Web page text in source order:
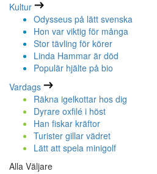
Kultur
Odysseus på lätt svenska
Hon var viktig för många
Stor tävling för körer
Linda Hammar är död
Populär hjälte på bio
Vardags
Räkna igelkottar hos dig
Dyrare oxfilé i höst
Han fiskar kräftor
Turister gillar vädret
Lätt att spela minigolf
Alla Väljare